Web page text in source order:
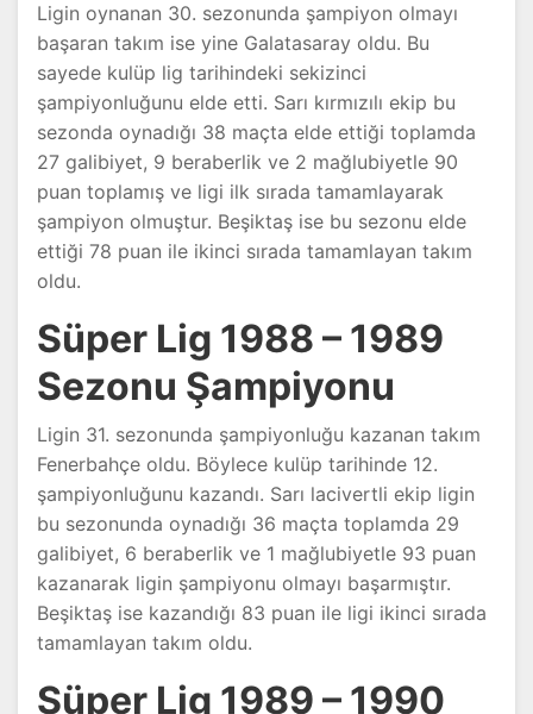
Ligin oynanan 30. sezonunda şampiyon olmayı
başaran takım ise yine Galatasaray oldu. Bu
sayede kulüp lig tarihindeki sekizinci
şampiyonluğunu elde etti. Sarı kırmızılı ekip bu
sezonda oynadığı 38 maçta elde ettiği toplamda
27 galibiyet, 9 beraberlik ve 2 mağlubiyetle 90
puan toplamış ve ligi ilk sırada tamamlayarak
şampiyon olmuştur. Beşiktaş ise bu sezonu elde
ettiği 78 puan ile ikinci sırada tamamlayan takım
oldu.
Süper Lig 1988 – 1989
Sezonu Şampiyonu
Ligin 31. sezonunda şampiyonluğu kazanan takım
Fenerbahçe oldu. Böylece kulüp tarihinde 12.
şampiyonluğunu kazandı. Sarı lacivertli ekip ligin
bu sezonunda oynadığı 36 maçta toplamda 29
galibiyet, 6 beraberlik ve 1 mağlubiyetle 93 puan
kazanarak ligin şampiyonu olmayı başarmıştır.
Beşiktaş ise kazandığı 83 puan ile ligi ikinci sırada
tamamlayan takım oldu.
Süper Lig 1989 – 1990